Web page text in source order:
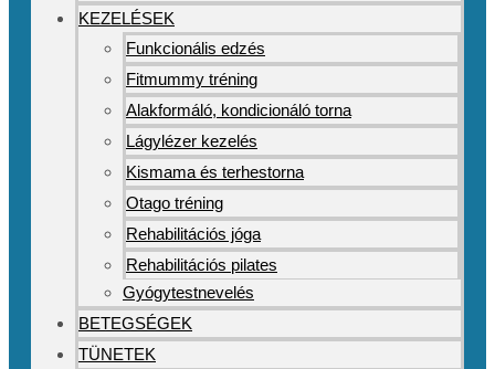
KEZELÉSEK
Funkcionális edzés
Fitmummy tréning
Alakformáló, kondicionáló torna
Lágylézer kezelés
Kismama és terhestorna
Otago tréning
Rehabilitációs jóga
Rehabilitációs pilates
Gyógytestnevelés
BETEGSÉGEK
TÜNETEK